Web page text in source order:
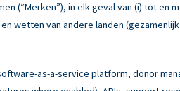
(“Merken”), in elk geval van (i) tot
wetten van andere landen
as-a-service platform, donor